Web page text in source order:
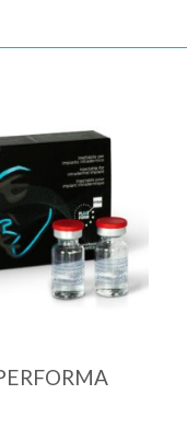
View